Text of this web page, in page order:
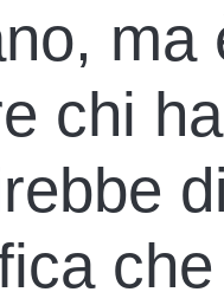
ma
chi